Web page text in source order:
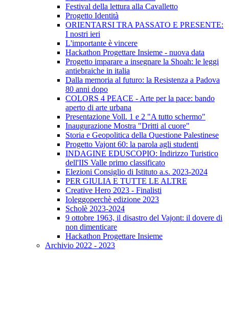
Festival della lettura alla Cavalletto
Progetto Identità
ORIENTARSI TRA PASSATO E PRESENTE:
I nostri ieri
L'importante è vincere
Hackathon Progettare Insieme - nuova data
Progetto imparare a insegnare la Shoah: le leggi
antiebraiche in italia
Dalla memoria al futuro: la Resistenza a Padova
80 anni dopo
COLORS 4 PEACE - Arte per la pace: bando
aperto di arte urbana
Presentazione Voll. 1 e 2 "A tutto schermo"
Inaugurazione Mostra "Dritti al cuore"
Storia e Geopolitica della Questione Palestinese
Progetto Vajont 60: la parola agli studenti
INDAGINE EDUSCOPIO: Indirizzo Turistico
dell'IIS Valle primo classificato
Elezioni Consiglio di Istituto a.s. 2023-2024
PER GIULIA E TUTTE LE ALTRE
Creative Hero 2023 - Finalisti
Ioleggoperchè edizione 2023
Scholè 2023-2024
9 ottobre 1963, il disastro del Vajont: il dovere di
non dimenticare
Hackathon Progettare Insieme
Archivio 2022 - 2023